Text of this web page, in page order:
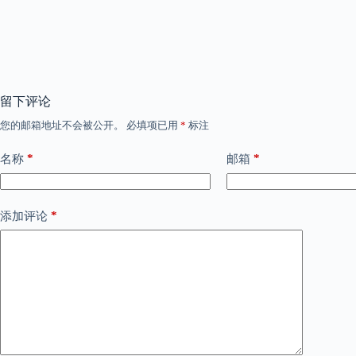
留下评论
您的邮箱地址不会被公开。 必填项已用 * 标注
名称 * 邮箱 *
添加评论 *